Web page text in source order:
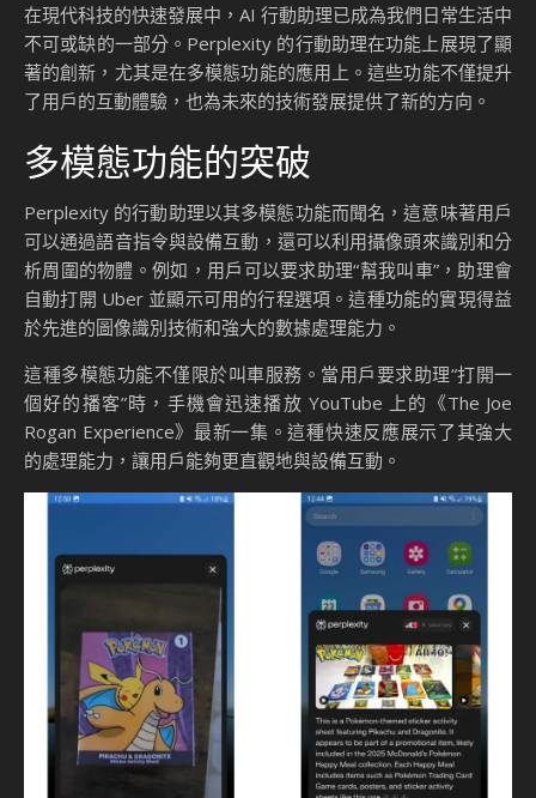
在現代科技的快速發展中，AI 行動助理已成為我們日常生活中
不可或缺的一部分。Perplexity 的行動助理在功能上展現了顯
著的創新，尤其是在多模態功能的應用上。這些功能不僅提升
了用戶的互動體驗，也為未來的技術發展提供了新的方向。
多模態功能的突破
Perplexity 的行動助理以其多模態功能而聞名，這意味著用戶
可以通過語音指令與設備互動，還可以利用攝像頭來識別和分
析周圍的物體。例如，用戶可以要求助理“幫我叫車”，助理會
自動打開 Uber 並顯示可用的行程選項。這種功能的實現得益
於先進的圖像識別技術和強大的數據處理能力。
這種多模態功能不僅限於叫車服務。當用戶要求助理“打開一
個好的播客”時，手機會迅速播放 YouTube 上的《The Joe
Rogan Experience》最新一集。這種快速反應展示了其強大
的處理能力，讓用戶能夠更直觀地與設備互動。